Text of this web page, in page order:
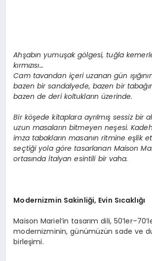
Ahşabın yumuşak gölgesi, tuğla
kırmızısı…
Cam tavandan içeri uzanan gün ışığını
bazen bir sandalyede, bazen bir tabağı
bazen de deri koltuklarınüzerinde.
Bir köşede kitaplara ayrılmış sessiz bir
uzun masaların bitmeyen neşesi.
imza tabakların masanın ritmine eşlik
seçtiği yola göre tasarlanan Maison
ortasındaİtalyan esintili bir vaha.
Modernizmin Sakinliği, Evin Sıcaklığı
Maison Mariel’in tasarım dili,
modernizminin, günümüzün sade ve
birleşimi.